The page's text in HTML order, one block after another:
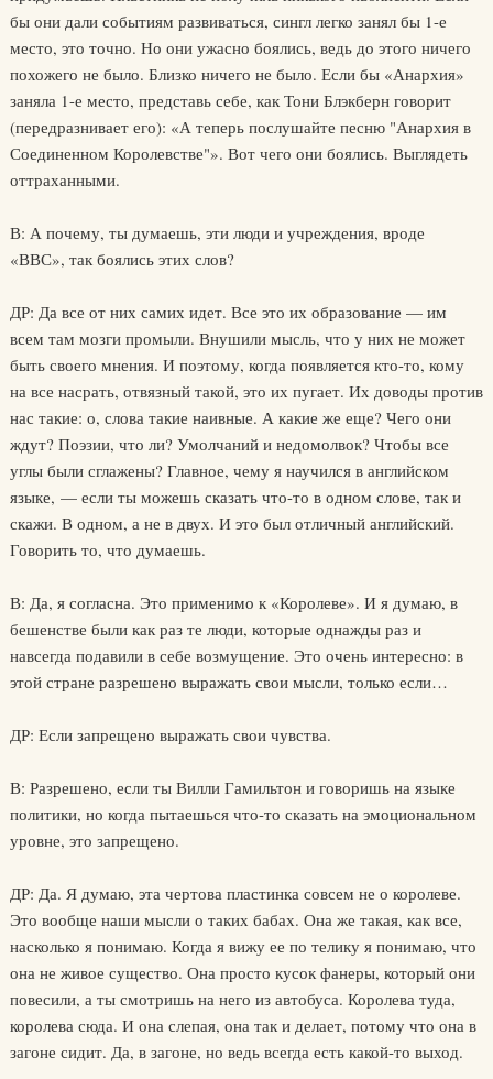
бы они дали событиям развиваться, сингл легко занял бы 1-е
место, это точно. Но они ужасно боялись, ведь до этого ничего
похожего не было. Близко ничего не было. Если бы «Анархия»
заняла 1-е место, представь себе, как Тони Блэкберн говорит
(передразнивает его): «А теперь послушайте песню "Анархия в
Соединенном Королевстве"». Вот чего они боялись. Выглядеть
оттраханными.
В: А почему, ты думаешь, эти люди и учреждения, вроде
«ВВС», так боялись этих слов?
ДР: Да все от них самих идет. Все это их образование — им
всем там мозги промыли. Внушили мысль, что у них не может
быть своего мнения. И поэтому, когда появляется кто-то, кому
на все насрать, отвязный такой, это их пугает. Их доводы против
нас такие: о, слова такие наивные. А какие же еще? Чего они
ждут? Поэзии, что ли? Умолчаний и недомолвок? Чтобы все
углы были сглажены? Главное, чему я научился в английском
языке, — если ты можешь сказать что-то в одном слове, так и
скажи. В одном, а не в двух. И это был отличный английский.
Говорить то, что думаешь.
В: Да, я согласна. Это применимо к «Королеве». И я думаю, в
бешенстве были как раз те люди, которые однажды раз и
навсегда подавили в себе возмущение. Это очень интересно: в
этой стране разрешено выражать свои мысли, только если…
ДР: Если запрещено выражать свои чувства.
В: Разрешено, если ты Вилли Гамильтон и говоришь на языке
политики, но когда пытаешься что-то сказать на эмоциональном
уровне, это запрещено.
ДР: Да. Я думаю, эта чертова пластинка совсем не о королеве.
Это вообще наши мысли о таких бабах. Она же такая, как все,
насколько я понимаю. Когда я вижу ее по телику я понимаю, что
она не живое существо. Она просто кусок фанеры, который они
повесили, а ты смотришь на него из автобуса. Королева туда,
королева сюда. И она слепая, она так и делает, потому что она в
загоне сидит. Да, в загоне, но ведь всегда есть какой-то выход.